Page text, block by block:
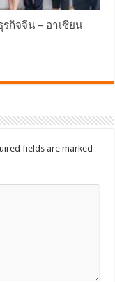
กิจจีน – อาเซียน
fields are marked